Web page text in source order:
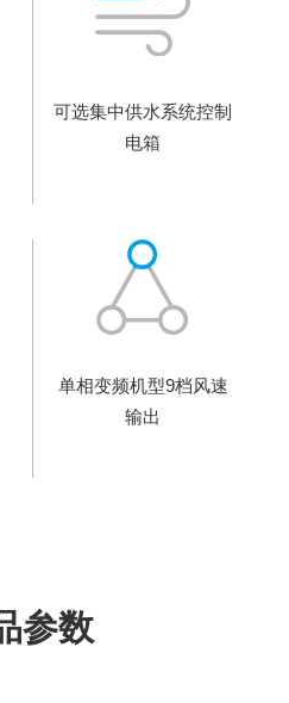
可选集中供⽔系统控制
电箱
单相变频机型9档风速
输出
参数